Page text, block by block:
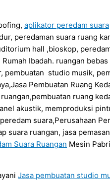
aplikator peredam suara
peredaman suara ruang
hall ,bioskop,
Ibadah. ruangan
pembuatan studio musik,
Pembuatan Ruang
ruang
akustik, memproduksi
suara,Perusahaan
suara ruangan, jasa
Suara Ruangan Mesin
Jasa pembuatan studio